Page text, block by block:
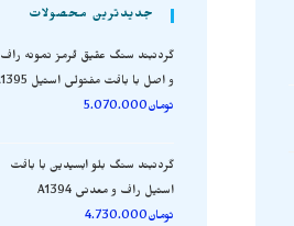
جدیدترین محصولات
گردنبند سنگ عقیق قرمز نمونه راف
و اصل با بافت مفتولی استیل A1395
تومان5.070.000
گردنبند سنگ بلو ابسیدین با بافت
استیل راف و معدنی A1394
تومان4.730.000